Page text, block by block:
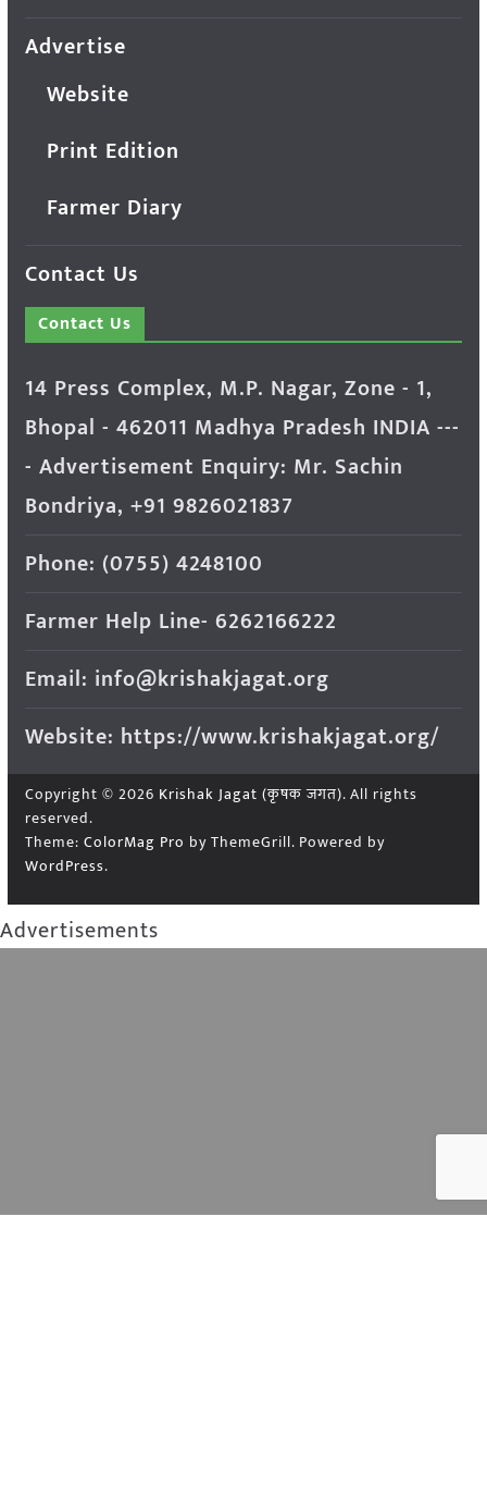
Advertise
Website
Print Edition
Farmer Diary
Contact Us
Contact Us
14 Press Complex, M.P. Nagar, Zone - 1,
Bhopal - 462011 Madhya Pradesh INDIA ---
- Advertisement Enquiry: Mr. Sachin
Bondriya, +91 9826021837
Phone: (0755) 4248100
Farmer Help Line- 6262166222
Email: info@krishakjagat.org
Website: https://www.krishakjagat.org/
Copyright © 2026 Krishak Jagat (कृषक जगत). All rights
reserved.
Theme: ColorMag Pro by ThemeGrill. Powered by
WordPress.
Advertisements